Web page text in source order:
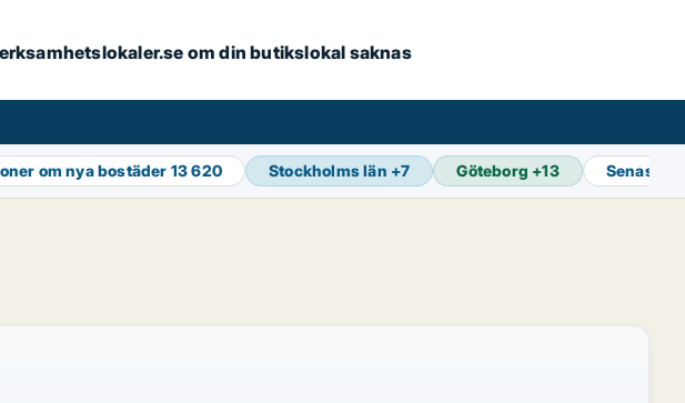
om din butikslokal saknas
om nya bostäder 13 620 Stockholms län +7 Göteborg +13 Senaste